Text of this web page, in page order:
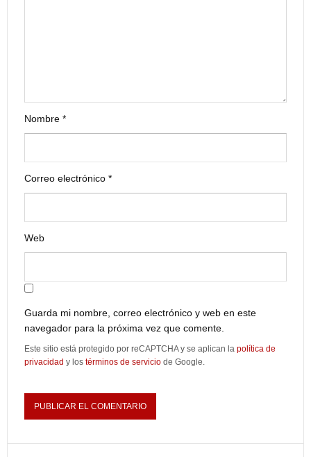
Nombre *
Correo electrónico *
Web
Guarda mi nombre, correo electrónico y web en este
navegador para la próxima vez que comente.
Este sitio está protegido por reCAPTCHA y se aplican la política de
privacidad y los términos de servicio de Google.